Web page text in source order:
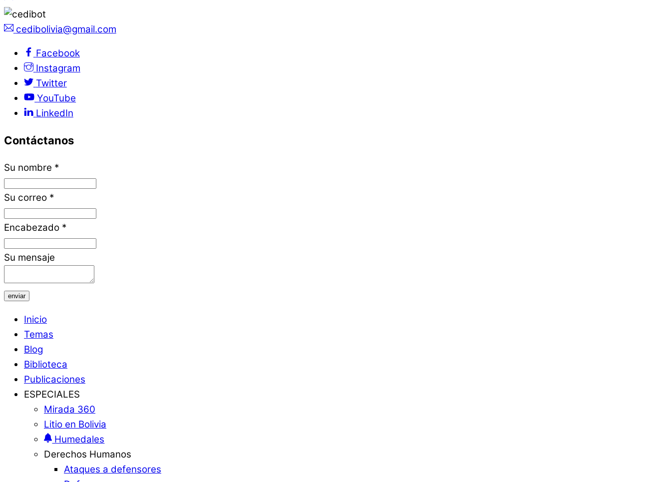
cedibolivia@gmail.com
Facebook
Instagram
Twitter
YouTube
LinkedIn
Contáctanos
Su nombre *
Su correo *
Encabezado *
Su mensaje
enviar
Inicio
Temas
Blog
Biblioteca
Publicaciones
ESPECIALES
Mirada 360
Litio en Bolivia
Humedales
Derechos Humanos
Ataques a defensores